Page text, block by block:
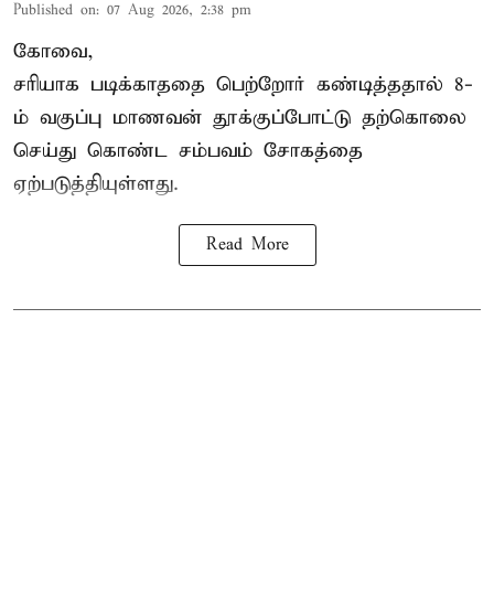
Published on: 07 Aug 2026, 2:38 pm
கோவை,
சரியாக படிக்காததை பெற்றோர் கண்டித்ததால் 8-
ம் வகுப்பு மாணவன் தூக்குப்போட்டு தற்கொலை
செய்து கொண்ட சம்பவம் சோகத்தை
ஏற்படுத்தியுள்ளது.
Read More